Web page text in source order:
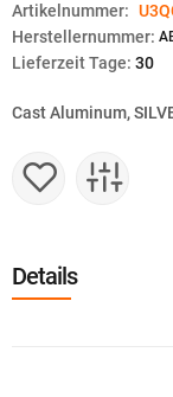
Artikelnummer:
Herstellernummer:
Lieferzeit Tage: 30
Cast Aluminum,
Details